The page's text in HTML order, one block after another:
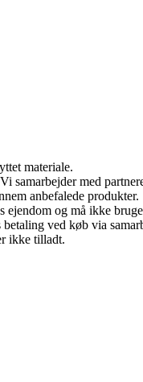
materiale.
samarbejder med
anbefalede produkter.
og må ikke
ved køb via
ikke tilladt.